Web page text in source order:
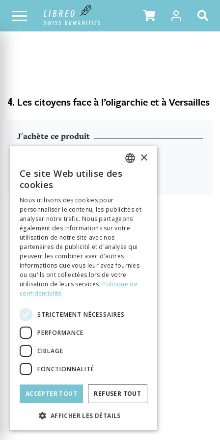
NOTRE CATALOGUE TABLE DES MATIÈRES
4. Les citoyens face à l’oligarchie et à Versailles
J'achète ce produit
38.00 
INFORMATION
Auteur
Chenevière Guillaume
Éditeur
Labor et Fides
9782830914498
Langue
Français
Nombre de pages
416
Parution
Thème
Lumières
Format
Type de livre
Monographie
ITALIAN
×
Ce site Web utilise des
cookies
Nous utilisons des cookies pour
personnaliser le contenu, les publicités et
analyser notre trafic. Nous partageons
également des informations sur votre
utilisation de notre site avec nos
partenaires de publicité et d'analyse qui
peuvent les combiner avec d'autres
informations que vous leur avez fournies
ou qu'ils ont collectées lors de votre
utilisation de leurs services. Politique de
confidentialité
STRICTEMENT NÉCESSAIRES
PERFORMANCE
CIBLAGE
FONCTIONNALITÉ
ACCEPTER TOUT REFUSER TOUT
AFFICHER LES DÉTAILS